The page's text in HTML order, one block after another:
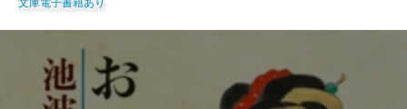
文庫電子書籍あり